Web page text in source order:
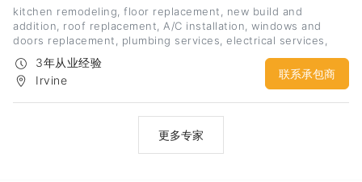
kitchen remodeling, floor replacement, new build and
addition, roof replacement, A/C installation, windows and
doors replacement, plumbing services, electrical services,
foundation, interior design, bathroom remodeling
3年从业经验
Irvine
联系承包商
更多专家